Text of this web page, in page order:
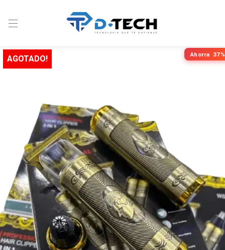
Ahorra 37%
AGOTADO!